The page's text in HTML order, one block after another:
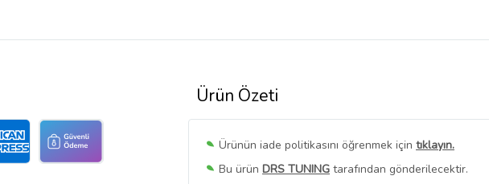
Ürün Özeti
Ürünün iade politikasını öğrenmek için tıklayın.
Bu ürün DRS TUNING tarafından gönderilecektir.